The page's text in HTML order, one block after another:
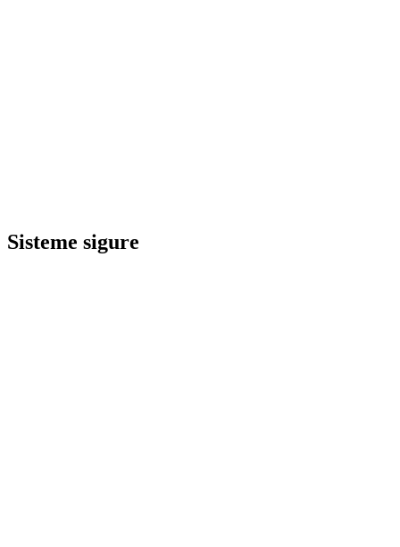
Sisteme sigure